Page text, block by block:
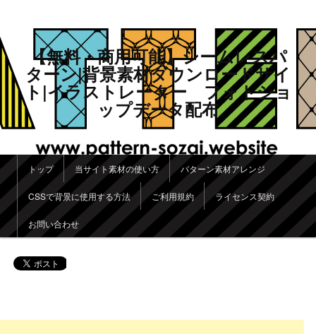
【無料・商用可能】シームレスパ
ターン|背景素材ダウンロードサイ
ト|イラストレーター フォトショ
ップデータ配布
メインメニュー
メインコンテンツへ移動
サブコンテンツへ移動
トップ 当サイト素材の使い方 パターン素材アレンジ
CSSで背景に使用する方法 ご利用規約 ライセンス契約
お問い合わせ